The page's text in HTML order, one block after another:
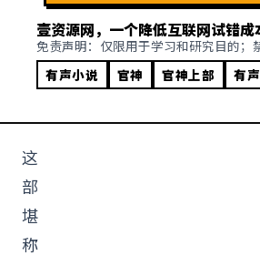
壹资源网，一个降低互联网试错成
免责声明：仅限用于学习和研究目的；
有声小说
官神 官神上部 有
这
部
堪
称